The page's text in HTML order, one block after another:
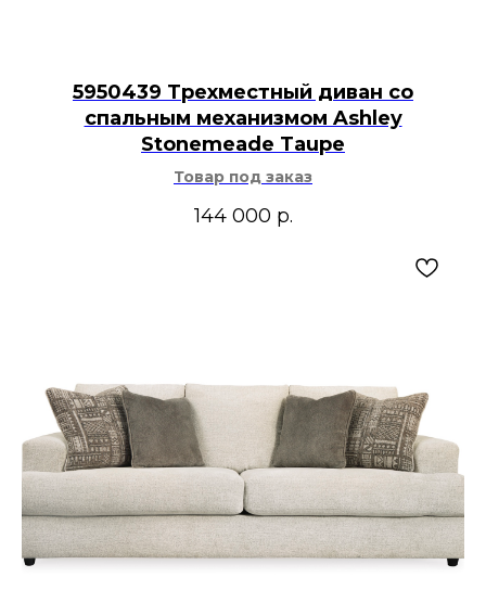
5950439 Трехместный диван со
спальным механизмом Ashley
Stonemeade Taupe
Товар под заказ
144 000 р.